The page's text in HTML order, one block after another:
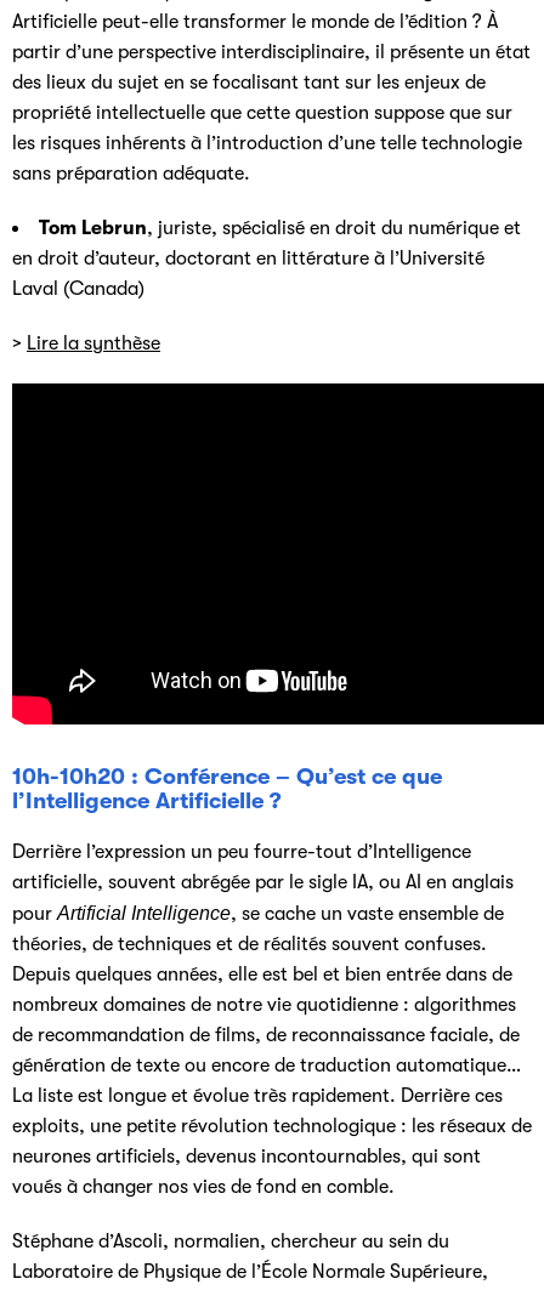
Artificielle peut-elle transformer le monde de l’édition ? À
partir d’une perspective interdisciplinaire, il présente un état
des lieux du sujet en se focalisant tant sur les enjeux de
propriété intellectuelle que cette question suppose que sur
les risques inhérents à l’introduction d’une telle technologie
sans préparation adéquate.
Tom Lebrun, juriste, spécialisé en droit du numérique et
en droit d’auteur, doctorant en littérature à l’Université
Laval (Canada)
> Lire la synthèse
10h-10h20 : Conférence – Qu’est ce que
l’Intelligence Artificielle ?
Derrière l’expression un peu fourre-tout d’Intelligence
artificielle, souvent abrégée par le sigle IA, ou AI en anglais
pourArtificial Intelligence, se cache un vaste ensemble de
théories, de techniques et de réalités souvent confuses.
Depuis quelques années, elle est bel et bien entrée dans de
nombreux domaines de notre vie quotidienne : algorithmes
de recommandation de films, de reconnaissance faciale, de
génération de texte ou encore de traduction automatique…
La liste est longue et évolue très rapidement. Derrière ces
exploits, une petite révolution technologique : les réseaux de
neurones artificiels, devenus incontournables, qui sont
voués à changer nos vies de fond en comble.
Stéphane d’Ascoli, normalien, chercheur au sein du
Laboratoire de Physique de l’École Normale Supérieure,